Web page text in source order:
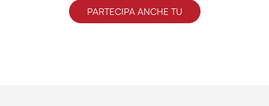
PARTECIPA ANCHE TU